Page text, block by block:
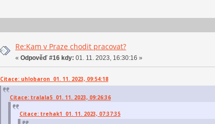
Re:Kam v Praze chodit pracovat?
« Odpověď #16 kdy: 01. 11. 2023, 16:30:16 »
Citace: uhlobaron 01. 11. 2023, 09:54:18
Citace: tralala5 01. 11. 2023, 09:26:36
Citace: trehak1 01. 11. 2023, 07:37:35